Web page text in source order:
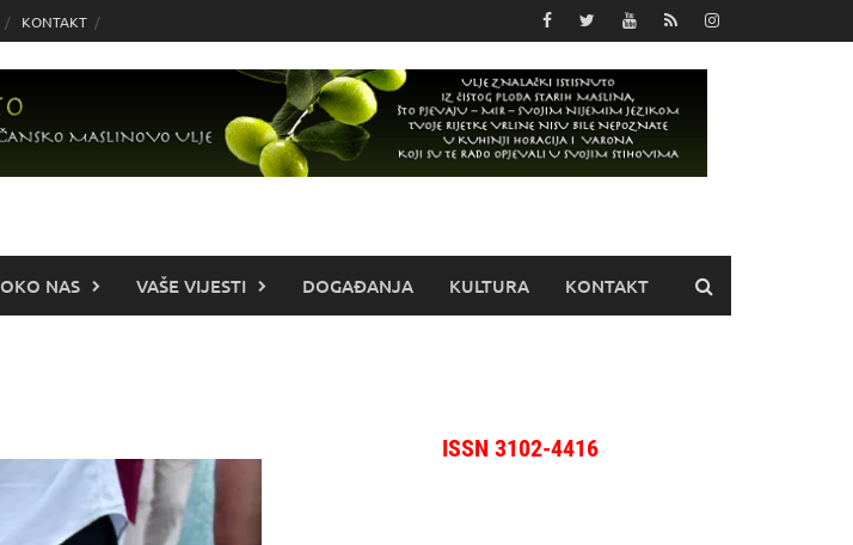
KONTAKT
OKO NAS VAŠE VIJESTI DOGAĐANJA KULTURA KONTAKT
ISSN 3102-4416